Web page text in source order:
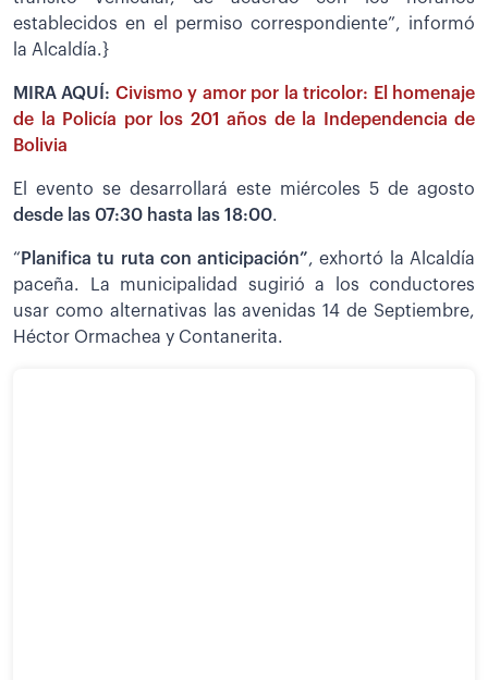
establecidos en el permiso correspondiente”, informó
la Alcaldía.}
MIRA AQUÍ: Civismo y amor por la tricolor: El homenaje
de la Policía por los 201 años de la Independencia de
Bolivia
El evento se desarrollará este miércoles 5 de agosto
desde las 07:30 hasta las 18:00.
“ Planifica tu ruta con anticipación”, exhortó la Alcaldía
paceña. La municipalidad sugirió a los conductores
usar como alternativas las avenidas 14 de Septiembre,
Héctor Ormachea y Contanerita.